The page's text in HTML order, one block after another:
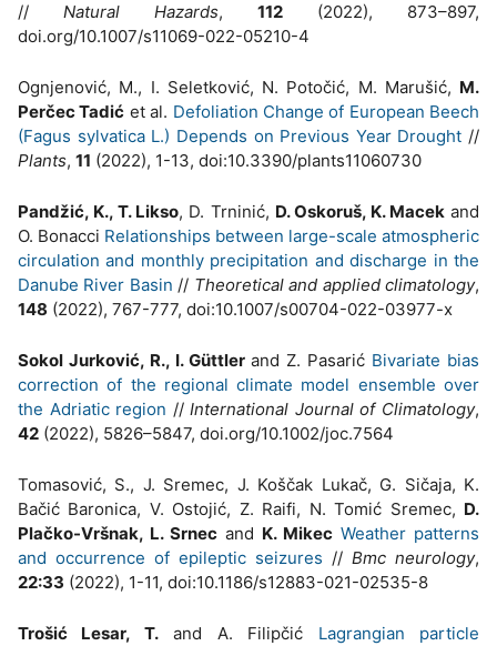
// Natural Hazards, 112 (2022), 873–897,
doi.org/10.1007/s11069-022-05210-4
Ognjenović, M., I. Seletković, N. Potočić, M. Marušić, M.
Perčec Tadić et al. Defoliation Change of European Beech
(Fagus sylvatica L.) Depends on Previous Year Drought //
Plants, 11 (2022), 1-13, doi:10.3390/plants11060730
Pandžić, K., T. Likso, D. Trninić, D. Oskoruš, K. Macekand
O. Bonacci Relationships between large-scale atmospheric
circulation and monthly precipitation and discharge in the
Danube River Basin // Theoretical and applied climatology,
148 (2022), 767-777, doi:10.1007/s00704-022-03977-x
Sokol Jurković, R., I. Güttlerand Z. Pasarić Bivariate bias
correction of the regional climate model ensemble over
the Adriatic region //International Journal of Climatology,
42 (2022), 5826–5847, doi.org/10.1002/joc.7564
Tomasović, S., J. Sremec, J. Koščak Lukač, G. Sičaja, K.
Bačić Baronica, V. Ostojić, Z. Raifi, N. Tomić Sremec, D.
Plačko-Vršnak, L. Srnec and K. Mikec Weather patterns
and occurrence of epileptic seizures // Bmc neurology,
22:33 (2022), 1-11, doi:10.1186/s12883-021-02535-8
Trošić Lesar, T.and A. Filipčić Lagrangian particle